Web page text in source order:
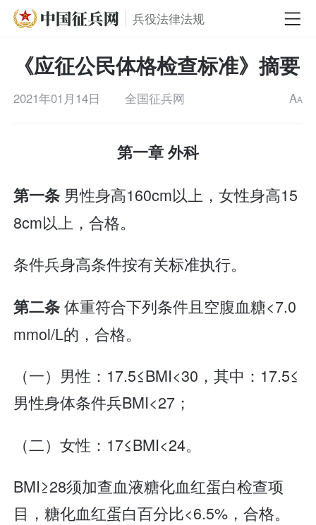
兵役法律法规
《应征公民体格检查标准》摘要
2021年01月14日 全国征兵网 AA
第一章 外科
第一条 男性身高160cm以上，女性身高15
8cm以上，合格。
条件兵身高条件按有关标准执行。
第二条体重符合下列条件且空腹血糖<7.0
mmol/L的，合格。
（一）男性：17.5≤BMI<30，其中：17.5≤
男性身体条件兵BMI<27；
（二）女性：17≤BMI<24。
BMI≥28须加查血液糖化血红蛋白检查项
目，糖化血红蛋白百分比<6.5%，合格。